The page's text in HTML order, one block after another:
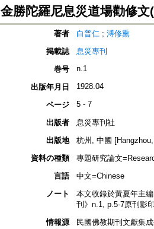
金勝陀羅尼息災道場勸修
著者 白普仁 ; 溥修熏
掲載誌
息災專刊
巻号
n.1
出版年月日 1928.04
ページ 5 - 7
出版者
息災專刊社
出版地
杭州, 中國
資料の種類
專題研究論文
言語
中文=Chinese
ノート
本文收錄於黃夏年主
刊》n.1, p.5-7原刊影
情報源
民國佛教期刊文獻集